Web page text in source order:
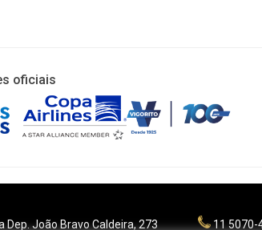
oficiais
Dep. João Bravo Caldeira, 273 11 5070-